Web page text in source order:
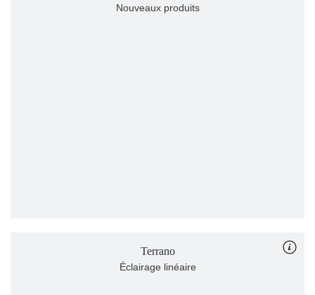
Nouveaux produits
Terrano
Éclairage linéaire